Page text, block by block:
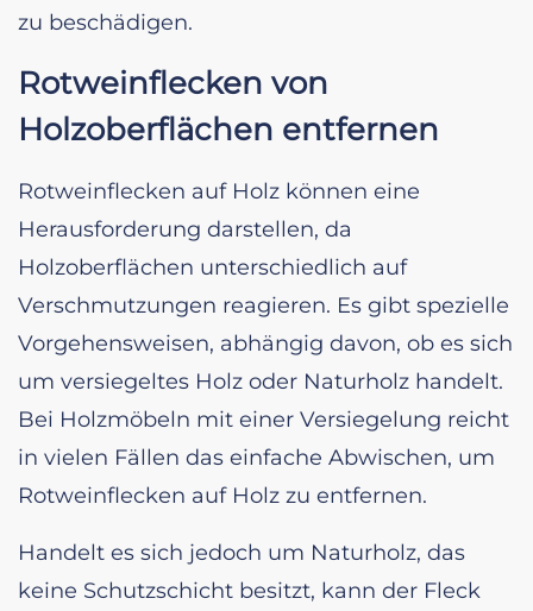
zu beschädigen.
Rotweinflecken von
Holzoberflächen entfernen
Rotweinflecken auf Holz können eine
Herausforderung darstellen, da
Holzoberflächen unterschiedlich auf
Verschmutzungen reagieren. Es gibt spezielle
Vorgehensweisen, abhängig davon, ob es sich
um versiegeltes Holz oder Naturholz handelt.
Bei Holzmöbeln mit einer Versiegelung reicht
in vielen Fällen das einfache Abwischen, um
Rotweinflecken auf Holz zu entfernen.
Handelt es sich jedoch um Naturholz, das
keine Schutzschicht besitzt, kann der Fleck